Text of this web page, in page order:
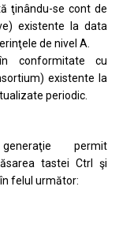
ţinându-se cont de
existente la data
de nivel A.
conformitate cu
existente la
periodic.
permit
tastei Ctrl şi
felul următor: